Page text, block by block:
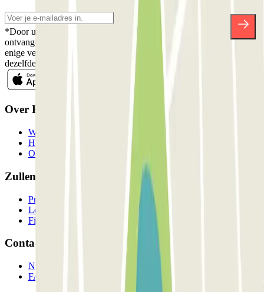
*Door u in te schrijven aanvaardt u ons Privacybeleid voor het
ontvangen van commerciële communicatie van Parclick. Zonder
enige verplichting kunt u zich uitschrijven wanneer u maar wilt in
dezelfde nieuwsbrief.
Over Parclick
Wie we zijn
Hoe het werkt
Onze parkeergarages
Zullen we samenwerken?
Professionals
Leverancier parkeren
Filialen
Contact
Neem contact met ons op
FAQ